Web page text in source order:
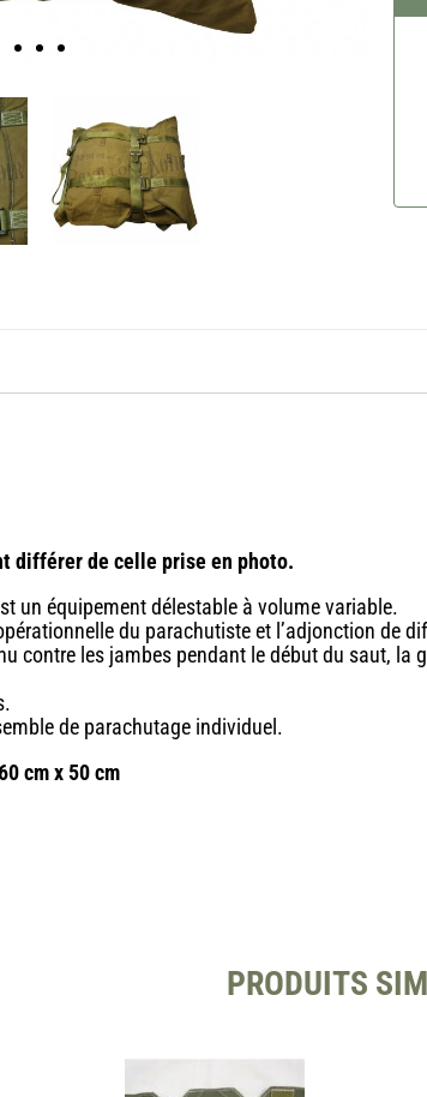
différer de celle prise en photo.
un équipement délestable à volume variable.
du parachutiste et l’adjonction de
contre les jambes pendant le début du saut, la
de parachutage individuel.
cm x 50 cm
PRODUITS